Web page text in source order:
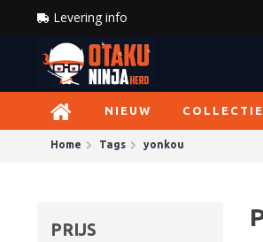
Levering info
NIEUW
Home Tags yonkou
PRIJS